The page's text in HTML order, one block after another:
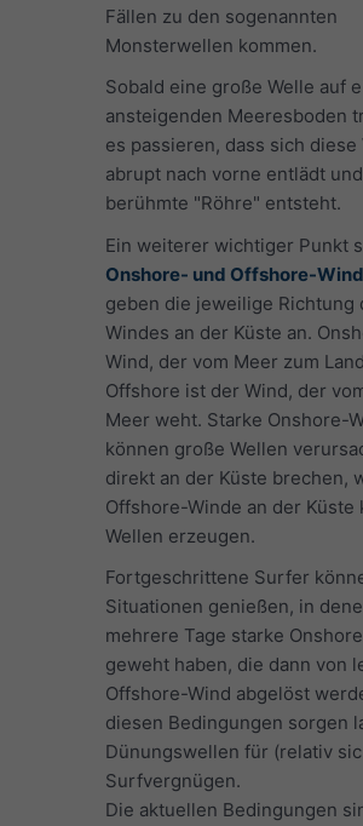
Fällen zu den sogenannten
Monsterwellen kommen.
Sobald eine große Welle auf
ansteigenden Meeresboden
es passieren, dass sich diese
abrupt nach vorne entlädt
berühmte "Röhre" entsteht.
Ein weiterer wichtiger Punkt
Onshore- und Offshore-
geben die jeweilige Richtung
Windes an der Küste an.
Wind, der vom Meer zum
Offshore ist der Wind, der
Meer weht. Starke Onshore-
können große Wellen
direkt an der Küste brechen,
Offshore-Winde an der Küste
Wellen erzeugen.
Fortgeschrittene Surfer
Situationen genießen, in
mehrere Tage starke
geweht haben, die dann von
Offshore-Wind abgelöst
diesen Bedingungen sorgen
Dünungswellen für (relativ
Surfvergnügen.
Die aktuellen Bedingungen